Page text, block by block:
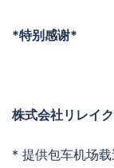
*特别感谢*
株式会社リレイク
* 提供包车机场